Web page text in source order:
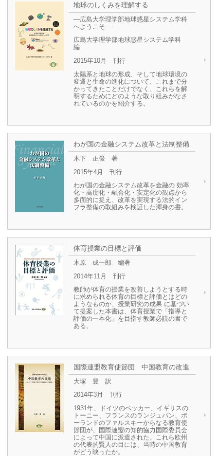
地球のしくみを理解する
―広島大学理学部地球惑星システム学科
へようこそ―
広島大学理学部地球惑星システム学科
編
2015年10月 刊行
太陽系と地球の形成、そして地球環境の
変遷と生命の進化について、これまで分
かってきたことだけでなく、これらを解
明するためにどのような取り組みがなさ
れているのかを紹介する。
わが国の金融システム改革と法制整備
木下 正俊 著
2015年4月 刊行
わが国の金融システム改革を金融の 効率
化・高度化・融合化・安定化の観点から
多面的に捉え、改革を実現する法的イン
フラ整備の取組みを検証した渾身の書。
体育授業の目標と評価
木原 成一郎 編著
2014年11月 刊行
教師が体育の授業を改善しようとする時
に求められる体育の目標と評価とはどの
ようなものか、授業研究の成果 に基づい
て提案した本書は、体育授業で「指導と
評価の一本化」を目指す教師必読の書で
ある。
国際連盟教育使節団 中国教育の改進
大塚 豊 訳
2014年3月 刊行
1931年、ドイツのベッカー、イギリスの
トーニー、フランスのランジュバン、ポ
ーランドのファルスキーからなる教育使
節団が、国際連盟の知的協力国際委員会
によって中国に派遣された。これら欧州
の代表的賢人の目には、当時の中国教育
がどう映ったか。